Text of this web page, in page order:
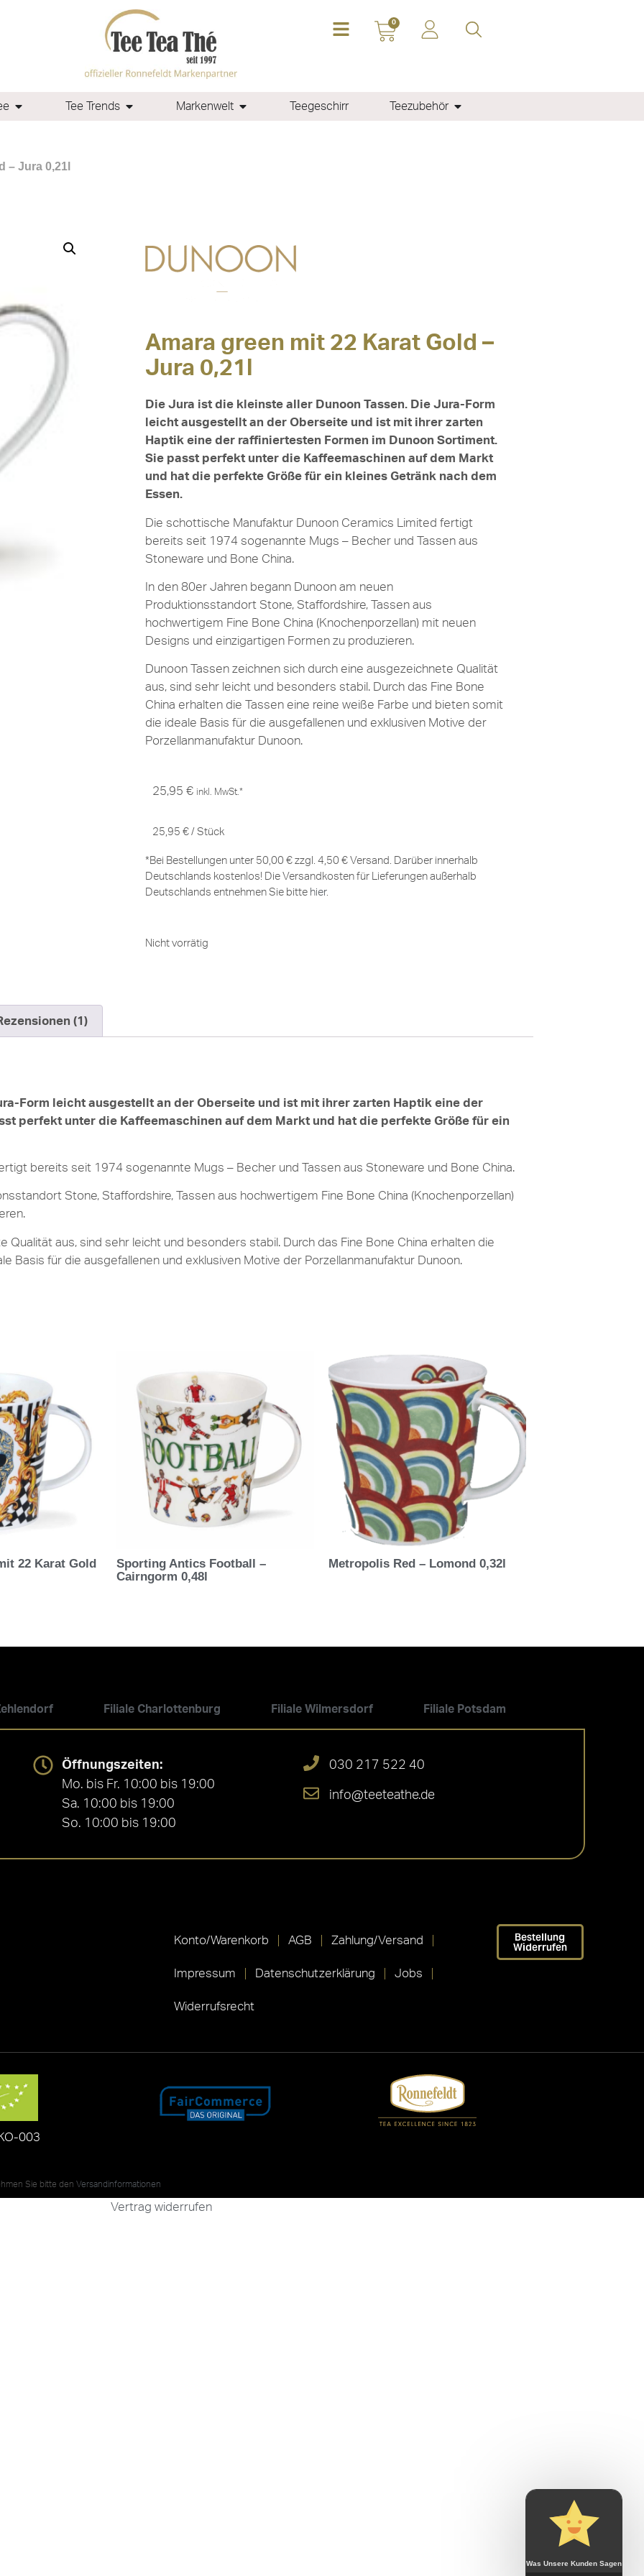
0
Tee Trends Markenwelt Teegeschirr Teezubehör
– Jura 0,21l
Amara green mit 22 Karat Gold –
Jura 0,21l
Die Jura ist die kleinste aller Dunoon Tassen. Die Jura-Form
leicht ausgestellt an der Oberseite und ist mit ihrer zarten
Haptik eine der raffiniertesten Formen im Dunoon Sortiment.
Sie passt perfekt unter die Kaffeemaschinen auf dem Markt
und hat die perfekte Größe für ein kleines Getränk nach dem
Essen.
Die schottische Manufaktur Dunoon Ceramics Limited fertigt
bereits seit 1974 sogenannte Mugs – Becher und Tassen aus
Stoneware und Bone China.
In den 80er Jahren begann Dunoon am neuen
Produktionsstandort Stone, Staffordshire, Tassen aus
hochwertigem Fine Bone China (Knochenporzellan) mit neuen
Designs und einzigartigen Formen zu produzieren.
Dunoon Tassen zeichnen sich durch eine ausgezeichnete Qualität
aus, sind sehr leicht und besonders stabil. Durch das Fine Bone
China erhalten die Tassen eine reine weiße Farbe und bieten somit
die ideale Basis für die ausgefallenen und exklusiven Motive der
Porzellanmanufaktur Dunoon.
25,95 € inkl. MwSt.*
25,95 € / Stück
*Bei Bestellungen unter 50,00 € zzgl. 4,50 € Versand. Darüber innerhalb
Deutschlands kostenlos! Die Versandkosten für Lieferungen außerhalb
Deutschlands entnehmen Sie bitte hier.
Nicht vorrätig
(1)
Form leicht ausgestellt an der Oberseite und ist mit ihrer zarten Haptik eine der
perfekt unter die Kaffeemaschinen auf dem Markt und hat die perfekte Größe für ein
bereits seit 1974 sogenannte Mugs – Becher und Tassen aus Stoneware und Bone China.
Stone, Staffordshire, Tassen aus hochwertigem Fine Bone China (Knochenporzellan)
Qualität aus, sind sehr leicht und besonders stabil. Durch das Fine Bone China erhalten die
Basis für die ausgefallenen und exklusiven Motive der Porzellanmanufaktur Dunoon.
22 Karat Gold
Sporting Antics Football –
Cairngorm 0,48l
Metropolis Red – Lomond 0,32l
Filiale Charlottenburg Filiale Wilmersdorf Filiale Potsdam
Öffnungszeiten:
Mo. bis Fr. 10:00 bis 19:00
Sa. 10:00 bis 19:00
So. 10:00 bis 19:00
030 217 522 40
info@teeteathe.de
Konto/Warenkorb AGB Zahlung/Versand
Impressum Datenschutzerklärung Jobs
Widerrufsrecht
Bestellung
Widerrufen
003
Sie bitte den Versandinformationen
Vertrag widerrufen
Was Unsere Kunden Sagen